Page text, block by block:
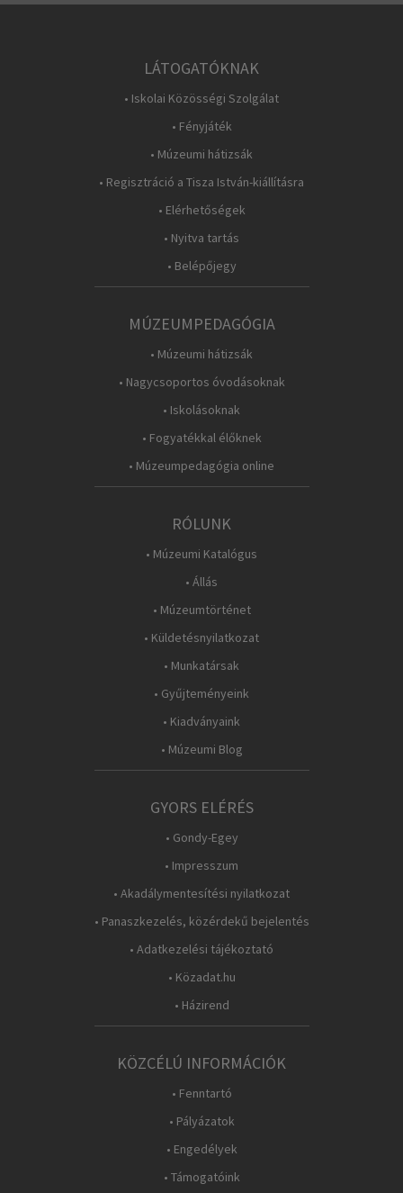
LÁTOGATÓKNAK
• Iskolai Közösségi Szolgálat
• Fényjáték
• Múzeumi hátizsák
• Regisztráció a Tisza István-kiállításra
• Elérhetőségek
• Nyitva tartás
• Belépőjegy
MÚZEUMPEDAGÓGIA
• Múzeumi hátizsák
• Nagycsoportos óvodásoknak
• Iskolásoknak
• Fogyatékkal élőknek
• Múzeumpedagógia online
RÓLUNK
• Múzeumi Katalógus
• Állás
• Múzeumtörténet
• Küldetésnyilatkozat
• Munkatársak
• Gyűjteményeink
• Kiadványaink
• Múzeumi Blog
GYORS ELÉRÉS
• Gondy-Egey
• Impresszum
• Akadálymentesítési nyilatkozat
• Panaszkezelés, közérdekű bejelentés
• Adatkezelési tájékoztató
• Közadat.hu
• Házirend
KÖZCÉLÚ INFORMÁCIÓK
• Fenntartó
• Pályázatok
• Engedélyek
• Támogatóink